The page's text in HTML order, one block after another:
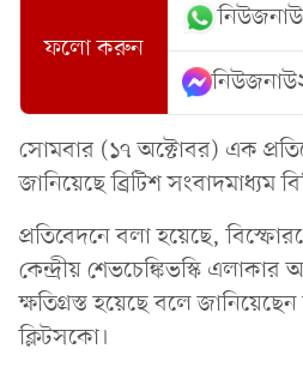
ফলো করুন
সোমবার (১৭ অক্টোবর) এক
জানিয়েছে ব্রিটিশ সংবাদমাধ্যম
প্রতিবেদনে বলা হয়েছে,
কেন্দ্রীয় শেভচেঙ্কিভস্কি
ক্ষতিগ্রস্ত হয়েছে বলে
ক্লিটসকো।